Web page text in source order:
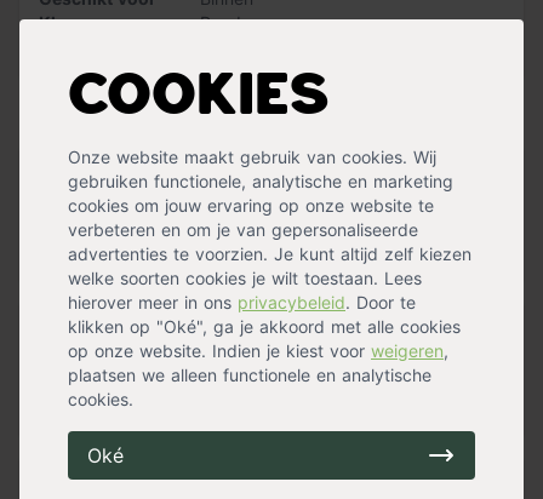
Cookies
Onze website maakt gebruik van cookies. Wij
gebruiken functionele, analytische en marketing
cookies om jouw ervaring op onze website te
verbeteren en om je van gepersonaliseerde
advertenties te voorzien. Je kunt altijd zelf kiezen
welke soorten cookies je wilt toestaan. Lees
hierover meer in ons privacybeleid. Door te
klikken op "Oké", ga je akkoord met alle cookies
op onze website. Indien je kiest voor weigeren,
plaatsen we alleen functionele en analytische
cookies.
Oké
Inclusief draadjes voor in de kerstboom
Kleur
Rood
Handig voor erbij
Kerstslinger 270 cm Rood
op voorraad
5,99
Dennenboom
op voorraad
Kerstverlichting warm wit 1800 cm